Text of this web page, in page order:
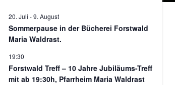
20. Juli -9. August
Sommerpause in der Bücherei Forstwald
Maria Waldrast.
19:30
Forstwald Treff – 10 Jahre Jubiläums-Treff
mit ab 19:30h, Pfarrheim Maria Waldrast